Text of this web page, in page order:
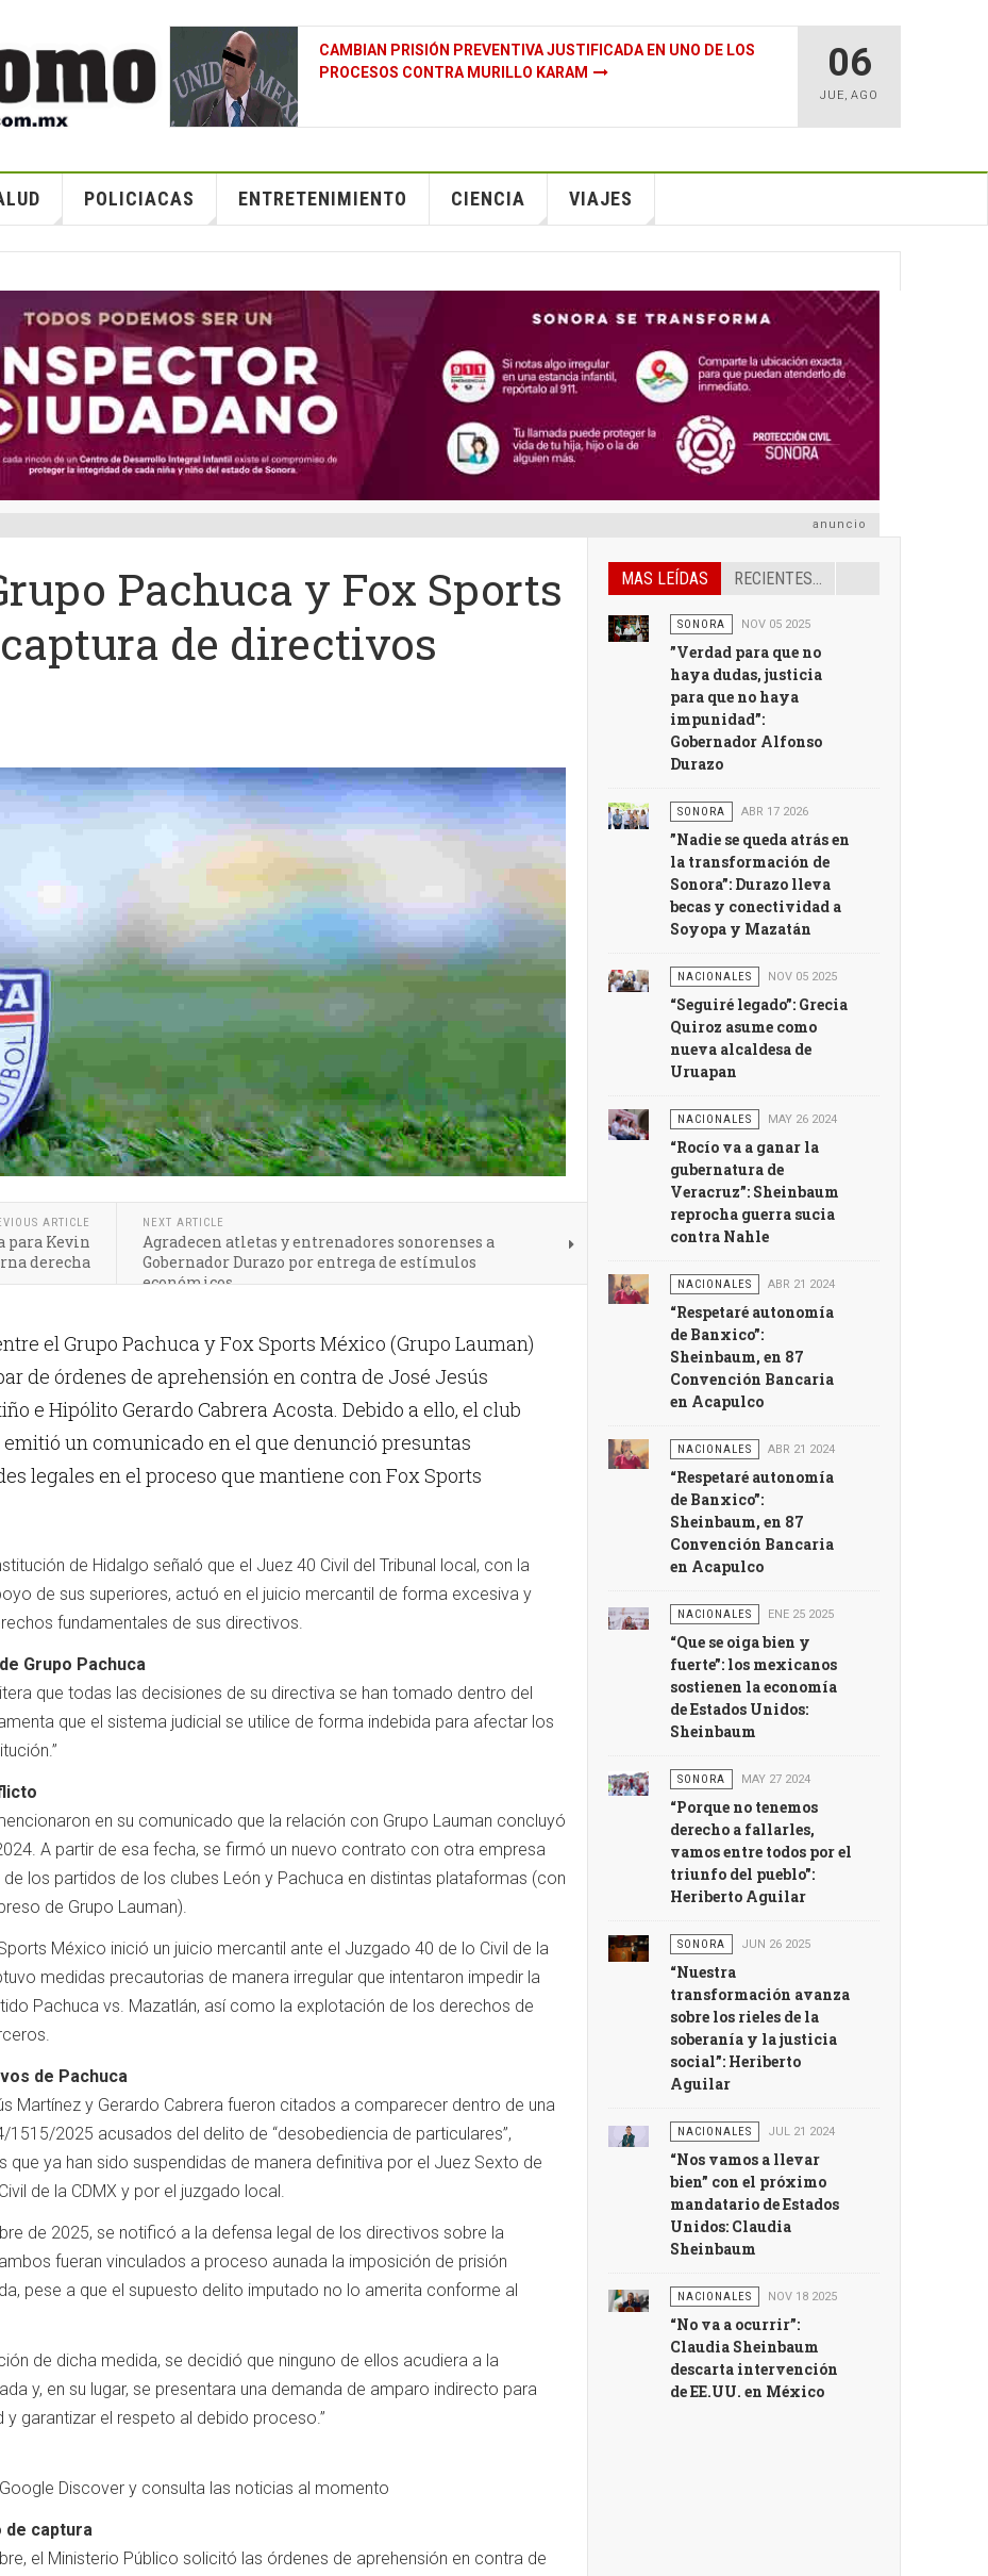
EN UNO DE LOS
¿POR QUÉ EL GOLFO PÉRSICO TIENE MÁS PETRÓLEO Y GAS QUE
CUALQUIER OTRO LUGAR DE LA TIERRA?
06
JUE,AGO
POLICIACAS ENTRETENIMIENTO CIENCIA VIAJES
anuncio
Pachuca y Fox Sports
de directivos
ARTICLE
para Kevin
derecha
NEXT ARTICLE
Agradecen atletas y entrenadores sonorenses a
Gobernador Durazo por entrega de estímulos
económicos
el Grupo Pachuca y Fox Sports México (Grupo Lauman)
de órdenes de aprehensión en contra de José Jesús
e Hipólito Gerardo Cabrera Acosta. Debido a ello, el club
un comunicado en el que denunció presuntas
legales en el proceso que mantiene con Fox Sports
de Hidalgo señaló que el Juez 40 Civil del Tribunal local, con la
de sus superiores, actuó en el juicio mercantil de forma excesiva y
fundamentales de sus directivos.
Grupo Pachuca
que todas las decisiones de su directiva se han tomado dentro del
que el sistema judicial se utilice de forma indebida para afectar los
en su comunicado que la relación con Grupo Lauman concluyó
A partir de esa fecha, se firmó un nuevo contrato con otra empresa
los partidos de los clubes León y Pachuca en distintas plataformas (con
de Grupo Lauman).
México inició un juicio mercantil ante el Juzgado 40 de lo Civil de la
medidas precautorias de manera irregular que intentaron impedir la
Pachuca vs. Mazatlán, así como la explotación de los derechos de
de Pachuca
Martínez y Gerardo Cabrera fueron citados a comparecer dentro de una
1515/2025 acusados del delito de “desobediencia de particulares”,
que ya han sido suspendidas de manera definitiva por el Juez Sexto de
de la CDMX y por el juzgado local.
de 2025, se notificó a la defensa legal de los directivos sobre la
fueran vinculados a proceso aunada la imposición de prisión
pese a que el supuesto delito imputado no lo amerita conforme al
de dicha medida, se decidió que ninguno de ellos acudiera a la
y, en su lugar, se presentara una demanda de amparo indirecto para
y garantizar el respeto al debido proceso.”
Discover y consulta las noticias al momento
de captura
el Ministerio Público solicitó las órdenes de aprehensión en contra de
MAS LEÍDAS RECIENTES...
SONORA NOV 05 2025
”Verdad para que no
haya dudas, justicia
para que no haya
impunidad”:
Gobernador Alfonso
Durazo
SONORA ABR 17 2026
”Nadie se queda atrás en
la transformación de
Sonora”: Durazo lleva
becas y conectividad a
Soyopa y Mazatán
NACIONALES NOV 05 2025
“Seguiré legado”: Grecia
Quiroz asume como
nueva alcaldesa de
Uruapan
NACIONALES MAY 26 2024
“Rocío va a ganar la
gubernatura de
Veracruz”: Sheinbaum
reprocha guerra sucia
contra Nahle
NACIONALES ABR 21 2024
“Respetaré autonomía
de Banxico”:
Sheinbaum, en 87
Convención Bancaria
en Acapulco
NACIONALES ABR 21 2024
“Respetaré autonomía
de Banxico”:
Sheinbaum, en 87
Convención Bancaria
en Acapulco
NACIONALES ENE 25 2025
“Que se oiga bien y
fuerte”: los mexicanos
sostienen la economía
de Estados Unidos:
Sheinbaum
SONORA MAY 27 2024
“Porque no tenemos
derecho a fallarles,
vamos entre todos por el
triunfo del pueblo":
Heriberto Aguilar
SONORA JUN 26 2025
“Nuestra
transformación avanza
sobre los rieles de la
soberanía y la justicia
social”: Heriberto
Aguilar
NACIONALES JUL 21 2024
“Nos vamos a llevar
bien” con el próximo
mandatario de Estados
Unidos: Claudia
Sheinbaum
NACIONALES NOV 18 2025
“No va a ocurrir”:
Claudia Sheinbaum
descarta intervención
de EE.UU. en México